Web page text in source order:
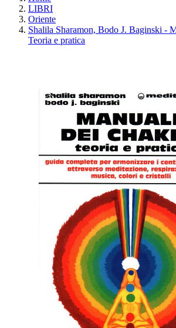
LIBRI
Oriente
Shalila Sharamon, Bodo J. Baginski -
Teoria e pratica